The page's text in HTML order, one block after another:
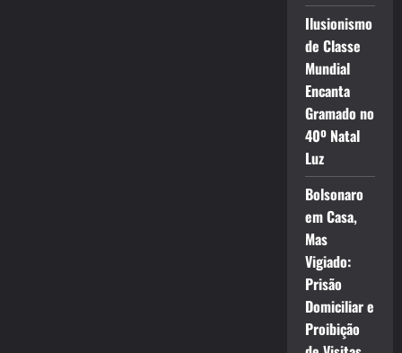
Ilusionismo
de Classe
Mundial
Encanta
Gramado no
40º Natal
Luz
Bolsonaro
em Casa,
Mas
Vigiado:
Prisão
Domiciliar e
Proibição